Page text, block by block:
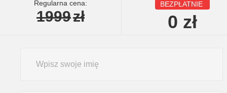
Regularna cena:
1999zł
BEZPŁATNIE
0 zł